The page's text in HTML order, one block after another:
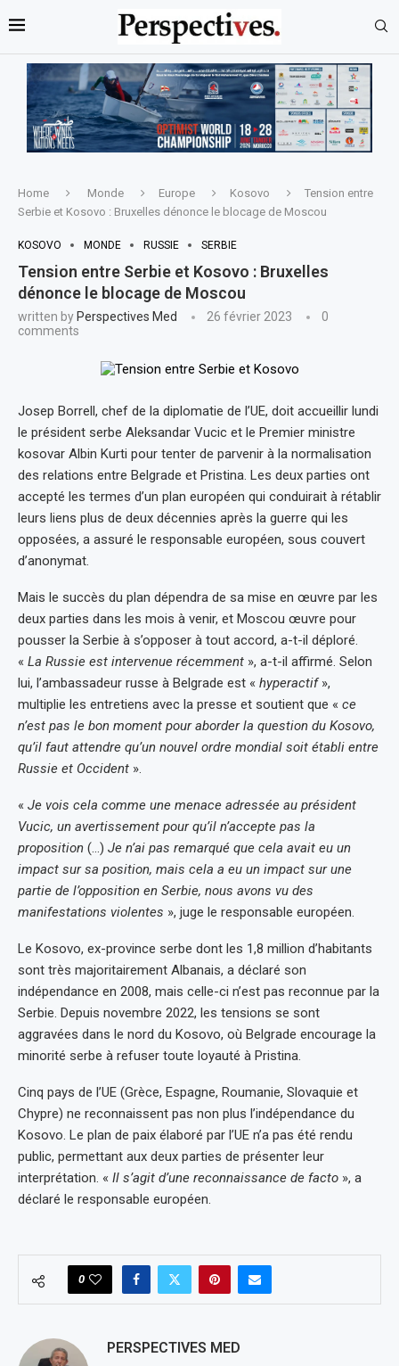
Home Monde Europe Kosovo
Tension entre
Serbie et Kosovo : Bruxelles dénonce le blocage de Moscou
KOSOVO MONDE RUSSIE SERBIE
Tension entre Serbie et Kosovo : Bruxelles
dénonce le blocage de Moscou
written by Perspectives Med 26 février 2023
0
comments
Josep Borrell, chef de la diplomatie de l’UE, doit accueillir lundi
le président serbe Aleksandar Vucic et le Premier ministre
kosovar Albin Kurti pour tenter de parvenir à la normalisation
des relations entre Belgrade et Pristina. Les deux parties ont
accepté les termes d’un plan européen qui conduirait à rétablir
leurs liens plus de deux décennies après la guerre qui les
opposées, a assuré le responsable européen, sous couvert
d’anonymat.
Mais le succès du plan dépendra de sa mise en œuvre par les
deux parties dans les mois à venir, et Moscou œuvre pour
pousser la Serbie à s’opposer à tout accord, a-t-il déploré.
« La Russie est intervenue récemment », a-t-il affirmé. Selon
lui, l’ambassadeur russe à Belgrade est « hyperactif»,
multiplie les entretiens avec la presse et soutient que « ce
n’est pas le bon moment pour aborder la question du Kosovo,
qu’il faut attendre qu’un nouvel ordre mondial soit établi entre
Russie et Occident ».
« Je vois cela comme une menace adressée au président
Vucic, un avertissement pour qu’il n’accepte pas la
proposition (…) Je n’ai pas remarqué que cela avait eu un
impact sur sa position, mais cela a eu un impact sur une
partie de l’opposition en Serbie, nous avons vu des
manifestations violentes », juge le responsable européen.
Le Kosovo, ex-province serbe dont les 1,8 million d’habitants
sont très majoritairement Albanais, a déclaré son
indépendance en 2008, mais celle-ci n’est pas reconnue par la
Serbie. Depuis novembre 2022, les tensions se sont
aggravées dans le nord du Kosovo, où Belgrade encourage la
minorité serbe à refuser toute loyauté à Pristina.
Cinq pays de l’UE (Grèce, Espagne, Roumanie, Slovaquie et
Chypre) ne reconnaissent pas non plus l’indépendance du
Kosovo. Le plan de paix élaboré par l’UE n’a pas été rendu
public, permettant aux deux parties de présenter leur
interprétation. « Il s’agit d’une reconnaissance de facto », a
déclaré le responsable européen.
0
PERSPECTIVES MED